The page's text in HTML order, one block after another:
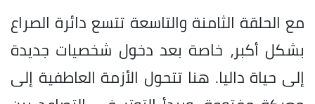
مع الحلقة الثامنة والتاسعة تتسع دائرة الصراع
بشكل أكبر، خاصة بعد دخول شخصيات جديدة
إلى حياة داليا. هنا تتحول الأزمة العاطفية إلى